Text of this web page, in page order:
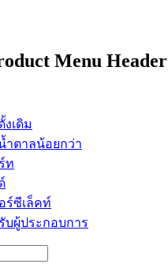
Menu Header
เดิม
ำตาลน้อยกว่า
ท
ร์ซีเล็คท์
บผู้ประกอบการ